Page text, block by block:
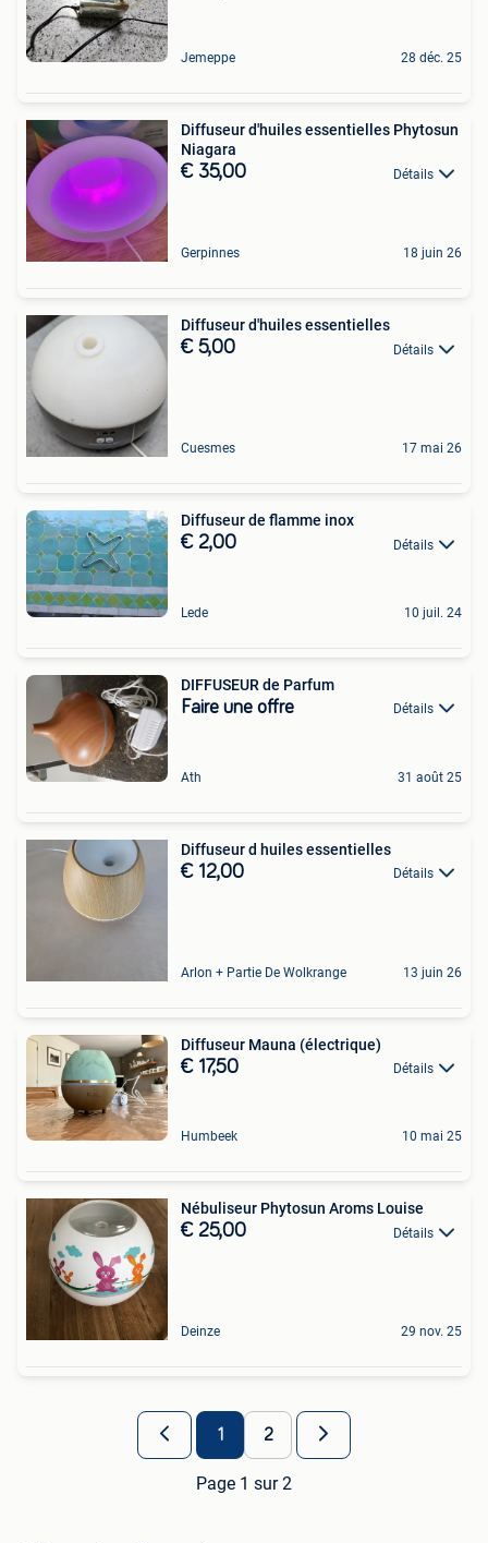
Jemeppe 28 déc. 25
Diffuseur d'huiles essentielles Phytosun
Niagara
€ 35,00 Détails
Gerpinnes 18 juin 26
Diffuseur d'huiles essentielles
€ 5,00 Détails
Cuesmes 17 mai 26
Diffuseur de flamme inox
€ 2,00 Détails
Lede 10 juil. 24
DIFFUSEUR de Parfum
Faire une offre Détails
Ath 31 août 25
Diffuseur d huiles essentielles
€ 12,00 Détails
Arlon + Partie De Wolkrange 13 juin 26
Diffuseur Mauna (électrique)
€ 17,50 Détails
Humbeek 10 mai 25
Nébuliseur Phytosun Aroms Louise
€ 25,00 Détails
Deinze 29 nov. 25
1 2
Page 1 sur 2